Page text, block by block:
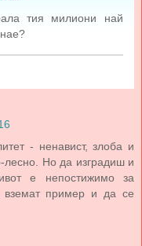
тия милиони най
- ненавист, злоба и
Но да изградиш и
е непостижимо за
вземат пример и да се